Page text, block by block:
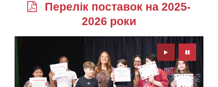
Перелік поставок на 2025-
2026 роки
Play Pause